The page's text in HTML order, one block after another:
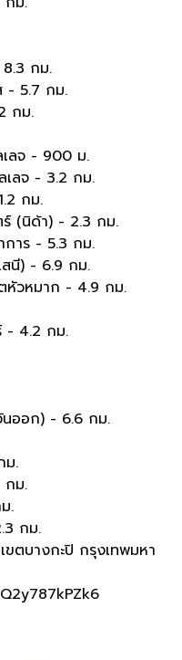
8.3 กม.
- 5.7 กม.
กม.
เลจ - 900 ม.
เลจ - 3.2 กม.
กม.
(นิด้า) - 2.3 กม.
การ - 5.3 กม.
สนี) - 6.9 กม.
หัวหมาก - 4.9 กม.
- 4.2 กม.
ออก) - 6.6 กม.
ม.
กม.
.
กม.
ขตบางกะปิ กรุงเทพมหา